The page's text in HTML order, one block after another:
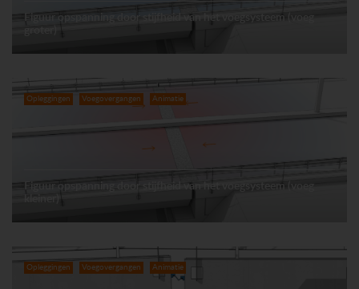
Figuur opspanning door stijfheid van het voegsysteem (voeg
Opleggingen Voegovergangen Animatie
Figuur opspanning door stijfheid van het voegsysteem (voeg
Opleggingen Voegovergangen Animatie